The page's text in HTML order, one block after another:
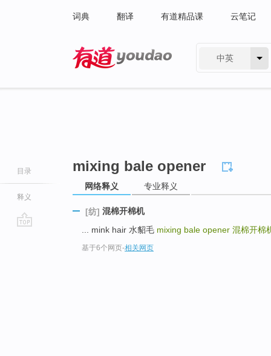
词典 翻译 有道精品课 云笔记
中英
目录
释义
mixing bale opener
网络释义 专业释义
[纺] 混棉开棉机
... mink hair 水貂毛 mixing bale opener 混棉开棉
基于6个网页-相关网页